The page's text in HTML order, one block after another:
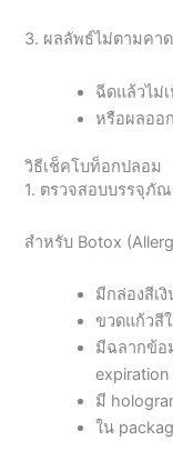
3. ผลลัพธ์ไม่ตามคาด
ฉีดแล้วไม่
หรือผลออ
วิธีเช็คโบท็อกปลอม
1. ตรวจสอบบรรจุภั
สำหรับ Botox
มีกล่องสีเ
ขวดแก้วสี
มีฉลากข้อ
มี
ใน